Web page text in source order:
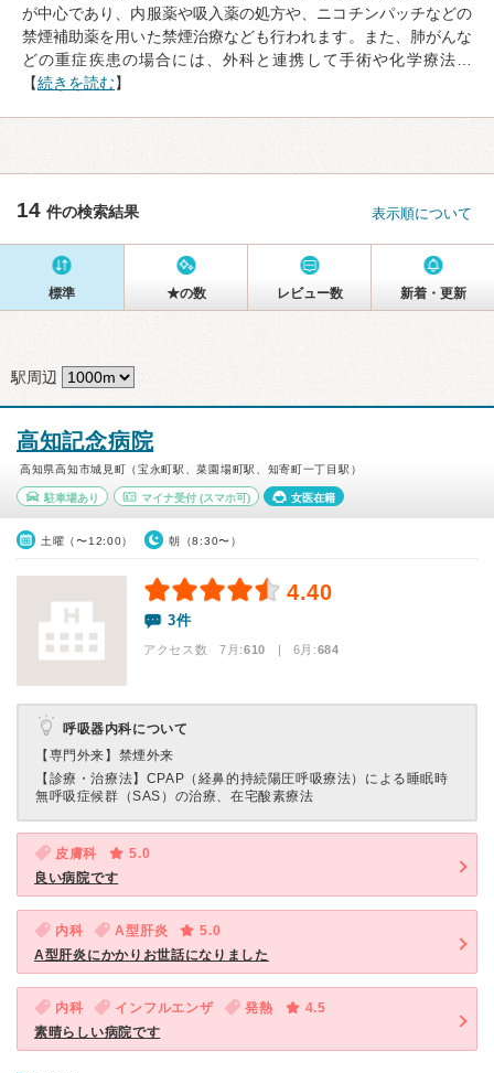
が中心であり、内服薬や吸入薬の処方や、ニコチンパッチなどの
禁煙補助薬を用いた禁煙治療なども行われます。また、肺がんな
どの重症疾患の場合には、外科と連携して手術や化学療法…
【続きを読む】
14 件の検索結果 表示順について
標準 ★の数 レビュー数 新着・更新
駅周辺
高知記念病院
高知県高知市城見町（宝永町駅、菜園場町駅、知寄町一丁目駅）
駐車場あり マイナ受付(スマホ可) 女医在籍
土曜（〜12:00） 朝（8:30〜）
4.40
3件
アクセス数 7月:610 | 6月:684
呼吸器内科について
【専門外来】 禁煙外来
【診療・治療法】 CPAP（経鼻的持続陽圧呼吸療法）による睡眠時
無呼吸症候群（SAS）の治療、在宅酸素療法
皮膚科
5.0
良い病院です
内科 A型肝炎
5.0
A型肝炎にかかりお世話になりました
内科 インフルエンザ 発熱
4.5
素晴らしい病院です